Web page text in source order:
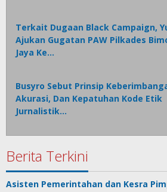
Terkait Dugaan Black Campaign,
Ajukan Gugatan PAW Pilkades
Jaya Ke…
Busyro Sebut Prinsip
Akurasi, Dan Kepatuhan Kode Etik
Jurnalistik…
Berita Terkini
Asisten Pemerintahan dan Kesra